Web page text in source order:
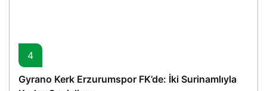
4
Gyrano Kerk Erzurumspor FK’de: İki Surinamlıyla